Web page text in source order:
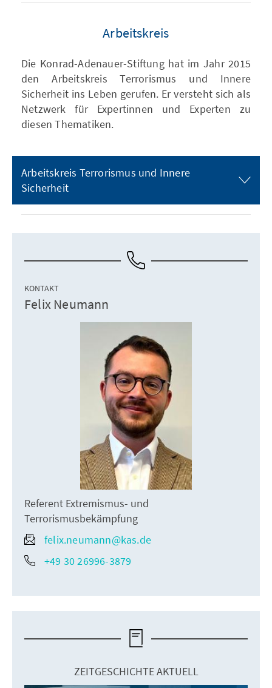
Arbeitskreis
Die Konrad-Adenauer-Stiftung hat im Jahr 2015
den Arbeitskreis Terrorismus und Innere
Sicherheit ins Leben gerufen. Er versteht sich als
Netzwerk für Expertinnen und Experten zu
diesen Thematiken.
Arbeitskreis Terrorismus und Innere
Sicherheit
KONTAKT
Felix Neumann
Referent Extremismus- und
Terrorismusbekämpfung
felix.neumann@kas.de
+49 30 26996-3879
ZEITGESCHICHTE AKTUELL